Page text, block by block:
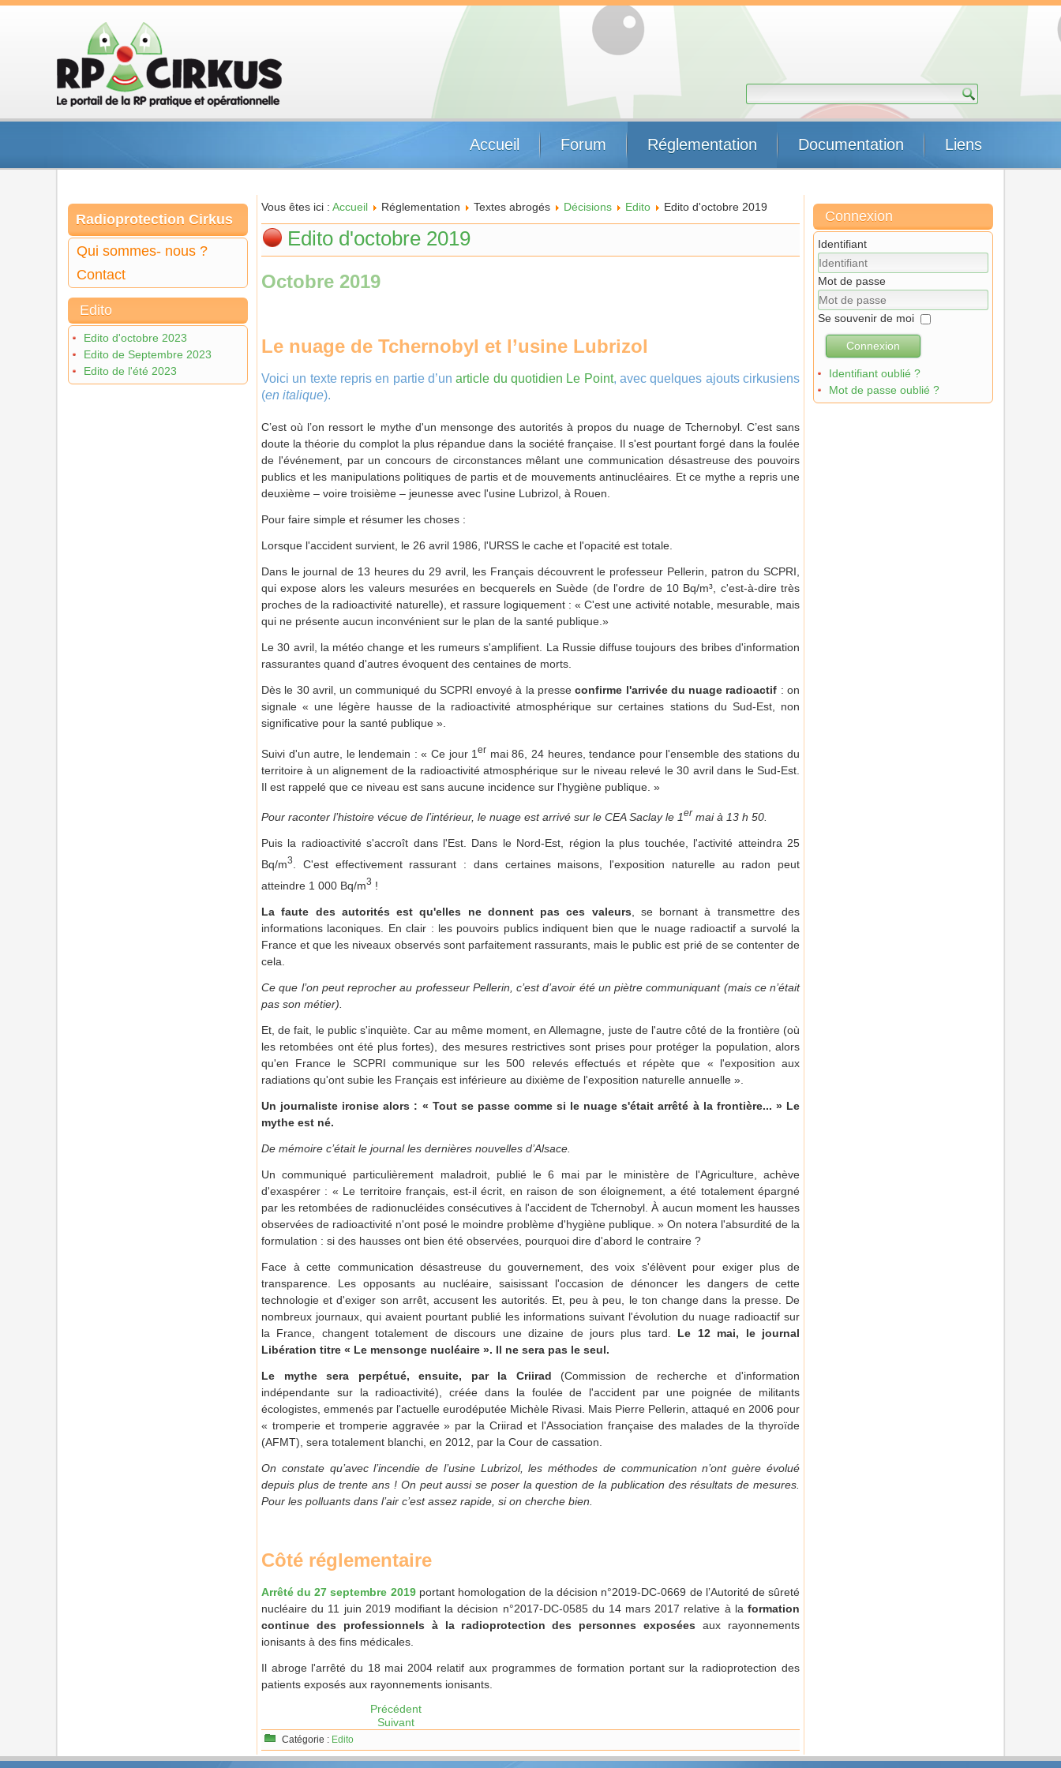
Accueil Forum Réglementation Documentation Liens
Radioprotection Cirkus
Qui sommes- nous ?
Contact
Edito
Edito d'octobre 2023
Edito de Septembre 2023
Edito de l'été 2023
Vous êtes ici : Accueil Réglementation Textes abrogés Décisions Edito Edito d'octobre 2019
Edito d'octobre 2019
Octobre 2019
Le nuage de Tchernobyl et l’usine Lubrizol
Voici un texte repris en partie d’unarticle du quotidien Le Point, avec quelques ajouts cirkusiens
(en italique).
C’est où l’on ressort le mythe d'un mensonge des autorités à propos du nuage de Tchernobyl. C’est sans
doute la théorie du complot la plus répandue dans la société française. Il s'est pourtant forgé dans la foulée
de l'événement, par un concours de circonstances mêlant une communication désastreuse des pouvoirs
publics et les manipulations politiques de partis et de mouvements antinucléaires. Et ce mythe a repris une
deuxième – voire troisième – jeunesse avec l'usine Lubrizol, à Rouen.
Pour faire simple et résumer les choses :
Lorsque l'accident survient, le 26 avril 1986, l'URSS le cache et l'opacité est totale.
Dans le journal de 13 heures du 29 avril, les Français découvrent le professeur Pellerin, patron du SCPRI,
qui expose alors les valeurs mesurées en becquerels en Suède (de l'ordre de 10 Bq/m³, c'est-à-dire très
proches de la radioactivité naturelle), et rassure logiquement : « C'est une activité notable, mesurable, mais
qui ne présente aucun inconvénient sur le plan de la santé publique.»
Le 30 avril, la météo change et les rumeurs s'amplifient. La Russie diffuse toujours des bribes d'information
rassurantes quand d'autres évoquent des centaines de morts.
Dès le 30 avril, un communiqué du SCPRI envoyé à la presseconfirme l'arrivée du nuage radioactif : on
signale « une légère hausse de la radioactivité atmosphérique sur certaines stations du Sud-Est, non
significative pour la santé publique ».
Suivi d'un autre, le lendemain : « Ce jour 1er mai 86, 24 heures, tendance pour l'ensemble des stations du
territoire à un alignement de la radioactivité atmosphérique sur le niveau relevé le 30 avril dans le Sud-Est.
Il est rappelé que ce niveau est sans aucune incidence sur l'hygiène publique. »
Pour raconter l’histoire vécue de l’intérieur, le nuage est arrivé sur le CEA Saclay le 1er mai à 13 h 50.
Puis la radioactivité s'accroît dans l'Est. Dans le Nord-Est, région la plus touchée, l'activité atteindra 25
Bq/m3
. C'est effectivement rassurant : dans certaines maisons, l'exposition naturelle au radon peut
atteindre 1 000 Bq/m3 !
La faute des autorités est qu'elles ne donnent pas ces valeurs , se bornant à transmettre des
informations laconiques. En clair : les pouvoirs publics indiquent bien que le nuage radioactif a survolé la
France et que les niveaux observés sont parfaitement rassurants, mais le public est prié de se contenter de
cela.
Ce que l’on peut reprocher au professeur Pellerin, c’est d’avoir été un piètre communiquant (mais ce n’était
pas son métier).
Et, de fait, le public s'inquiète. Car au même moment, en Allemagne, juste de l'autre côté de la frontière (où
les retombées ont été plus fortes), des mesures restrictives sont prises pour protéger la population, alors
qu'en France le SCPRI communique sur les 500 relevés effectués et répète que « l'exposition aux
radiations qu'ont subie les Français est inférieure au dixième de l'exposition naturelle annuelle ».
Un journaliste ironise alors : « Tout se passe comme si le nuage s'était arrêté à la frontière... » Le
mythe est né.
De mémoire c’était le journal les dernières nouvelles d’Alsace.
Un communiqué particulièrement maladroit, publié le 6 mai par le ministère de l'Agriculture, achève
d'exaspérer : « Le territoire français, est-il écrit, en raison de son éloignement, a été totalement épargné
par les retombées de radionucléides consécutives à l'accident de Tchernobyl. À aucun moment les hausses
observées de radioactivité n'ont posé le moindre problème d'hygiène publique. » On notera l'absurdité de la
formulation : si des hausses ont bien été observées, pourquoi dire d'abord le contraire ?
Face à cette communication désastreuse du gouvernement, des voix s'élèvent pour exiger plus de
transparence. Les opposants au nucléaire, saisissant l'occasion de dénoncer les dangers de cette
technologie et d'exiger son arrêt, accusent les autorités. Et, peu à peu, le ton change dans la presse. De
nombreux journaux, qui avaient pourtant publié les informations suivant l'évolution du nuage radioactif sur
la France, changent totalement de discours une dizaine de jours plus tard. Le 12 mai, le journal
Libération titre « Le mensonge nucléaire ». Il ne sera pas le seul.
Le mythe sera perpétué, ensuite, par la Criirad (Commission de recherche et d'information
indépendante sur la radioactivité), créée dans la foulée de l'accident par une poignée de militants
écologistes, emmenés par l'actuelle eurodéputée Michèle Rivasi. Mais Pierre Pellerin, attaqué en 2006 pour
« tromperie et tromperie aggravée » par la Criirad et l'Association française des malades de la thyroïde
(AFMT), sera totalement blanchi, en 2012, par la Cour de cassation.
On constate qu’avec l’incendie de l’usine Lubrizol, les méthodes de communication n’ont guère évolué
depuis plus de trente ans ! On peut aussi se poser la question de la publication des résultats de mesures.
Pour les polluants dans l’air c’est assez rapide, si on cherche bien.
Côté réglementaire
Arrêté du 27 septembre 2019 portant homologation de la décision n°2019-DC-0669 de l’Autorité de sûreté
nucléaire du 11 juin 2019 modifiant la décision n°2017-DC-0585 du 14 mars 2017 relative à la formation
continue des professionnels à la radioprotection des personnes exposées aux rayonnements
ionisants à des fins médicales.
Il abroge l'arrêté du 18 mai 2004 relatif aux programmes de formation portant sur la radioprotection des
patients exposés aux rayonnements ionisants.
Précédent
Suivant
Catégorie : Edito
Connexion
Identifiant
Mot de passe
Se souvenir de moi
Connexion
Identifiant oublié ?
Mot de passe oublié ?